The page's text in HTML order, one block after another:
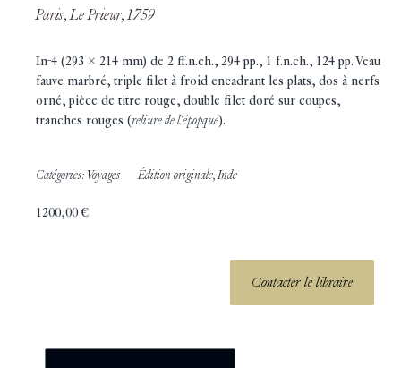
Paris, Le Prieur, 1759
In-4 (293 x 214 mm) de 2 ff.n.ch., 294 pp., 1 f.n.ch., 124 pp. Veau
fauve marbré, triple filet à froid encadrant les plats, dos à nerfs
orné, pièce de titre rouge, double filet doré sur coupes,
tranches rouges (reliure de l'épopque).
Catégories: Voyages Édition originale,Inde
1200,00€
Contacter le libraire